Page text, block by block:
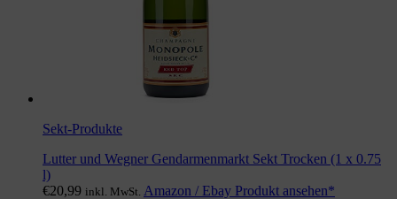
Sekt-Produkte
Lutter und Wegner Gendarmenmarkt Sekt Trocken (1 x 0.75
l)
€20,99 inkl. MwSt. Amazon / Ebay Produkt ansehen*